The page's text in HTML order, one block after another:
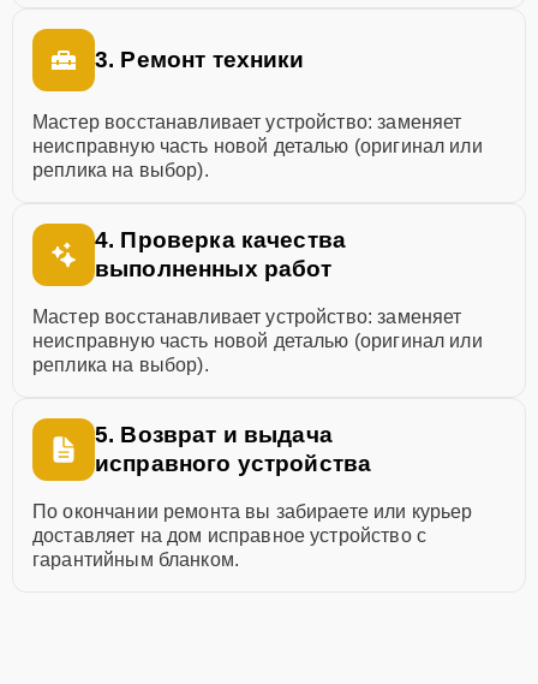
3. Ремонт техники
Мастер восстанавливает устройство: заменяет
неисправную часть новой деталью (оригинал или
реплика на выбор).
4. Проверка качества
выполненных работ
Мастер восстанавливает устройство: заменяет
неисправную часть новой деталью (оригинал или
реплика на выбор).
5. Возврат и выдача
исправного устройства
По окончании ремонта вы забираете или курьер
доставляет на дом исправное устройство с
гарантийным бланком.